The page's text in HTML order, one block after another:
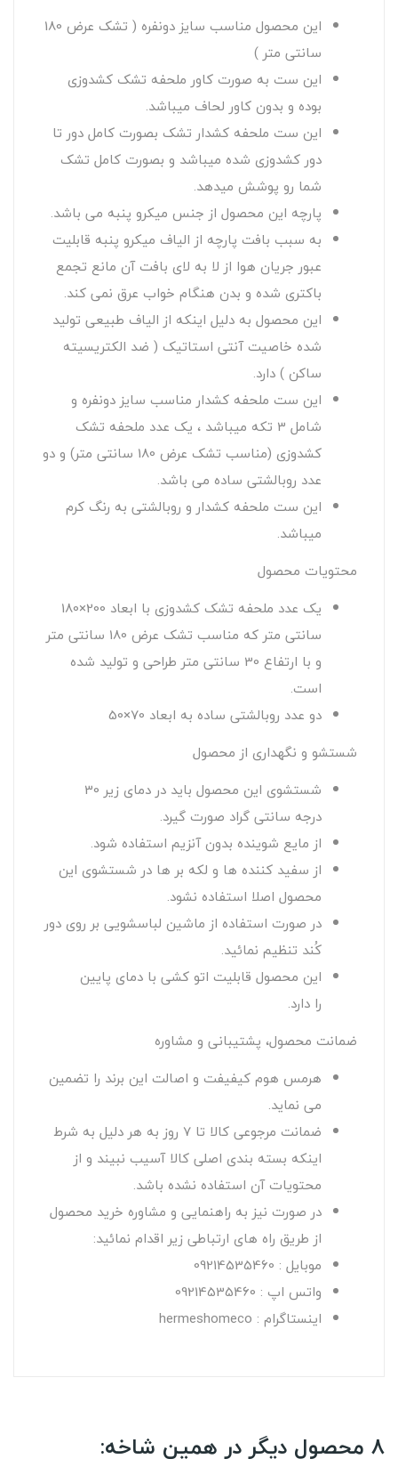
این محصول مناسب سایز دونفره ( تشک عرض 180
سانتی متر )
این ست به صورت کاور ملحفه تشک کشدوزی
بوده و بدون کاور لحاف میباشد.
این ست ملحفه کشدار تشک بصورت کامل دور تا
دور کشدوزی شده میباشد و بصورت کامل تشک
شما رو پوشش میدهد.
پارچه این محصول از جنس میکرو پنبه می باشد.
به سبب بافت پارچه از الیاف میکرو پنبه قابلیت
عبور جریان هوا از لا به لای بافت آن مانع تجمع
باکتری شده و بدن هنگام خواب عرق نمی کند.
این محصول به دلیل اینکه از الیاف طبیعی تولید
شده خاصیت آنتی استاتیک ( ضد الکتریسیته
ساکن ) دارد.
این ست ملحفه کشدار مناسب سایز دونفره و
شامل 3 تکه میباشد ، یک عدد ملحفه تشک
کشدوزی (مناسب تشک عرض 180 سانتی متر) و دو
عدد روبالشتی ساده می باشد.
این ست ملحفه کشدار و روبالشتی به رنگ کرم
میباشد.
محتویات محصول
یک عدد ملحفه تشک کشدوزی با ابعاد 200×180
سانتی متر که مناسب تشک عرض 180 سانتی متر
و با ارتفاع 30 سانتی متر طراحی و تولید شده
است.
دو عدد روبالشتی ساده به ابعاد 70×50
شستشو و نگهداری از محصول
شستشوی این محصول باید در دمای زیر 30
درجه سانتی گراد صورت گیرد.
از مایع شوینده بدون آنزیم استفاده شود.
از سفید کننده ها و لکه بر ها در شستشوی این
محصول اصلا استفاده نشود.
در صورت استفاده از ماشین لباسشویی بر روی دور
کُند تنظیم نمائید.
این محصول قابلیت اتو کشی با دمای پایین
را دارد.
ضمانت محصول، پشتیبانی و مشاوره
هرمس هوم کیفیفت و اصالت این برند را تضمین
می نماید.
ضمانت مرجوعی کالا تا 7 روز به هر دلیل به شرط
اینکه بسته بندی اصلی کالا آسیب نبیند و از
محتویات آن استفاده نشده باشد.
در صورت نیز به راهنمایی و مشاوره خرید محصول
از طریق راه های ارتباطی زیر اقدام نمائید:
موبایل : 09214535460
واتس اپ : 09214535460
اینستاگرام : hermeshomeco
8 محصول دیگر در همین شاخه: